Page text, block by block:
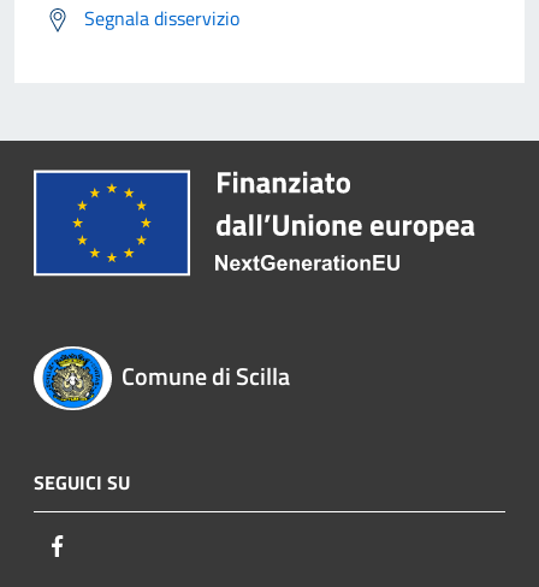
Segnala disservizio
Comune di Scilla
SEGUICI SU